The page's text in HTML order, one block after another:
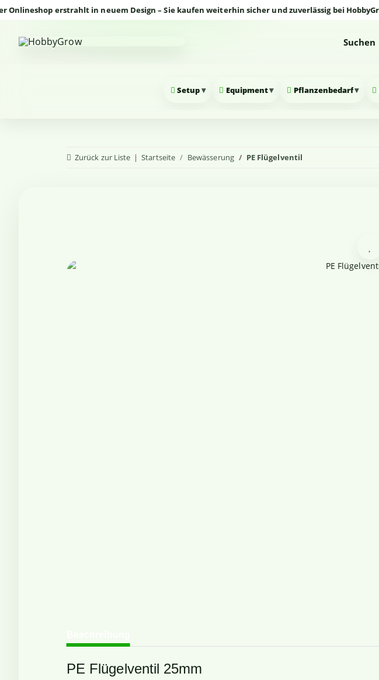
erstrahlt in neuem Design – Sie kaufen weiterhin sicher und zuverlässig bei HobbyGrow.
Setup▾ Equipment▾ Pflanzenbedarf▾
Zurück zur Liste Startseite Bewässerung PE Flügelventil
PE Flügelventil 25mm